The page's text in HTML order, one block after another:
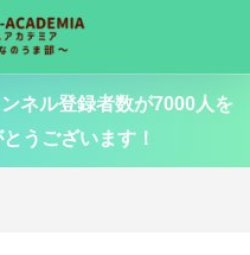
ネル登録者数が7000人を
うございます！